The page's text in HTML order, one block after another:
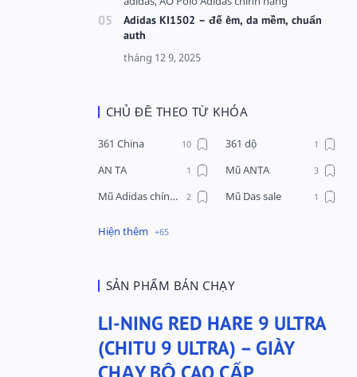
Adidas KI1502 – đế êm, da mềm, chuẩn
auth
CHỦ ĐỀ THEO TỪ KHÓA
361 China
361 dộ
AN TA
Mũ ANTA
Mũ Adidas chính hãng
Mũ Das sale
Phụ kiện Acer
Quần nỉ nam Lining
Quần short nam Lining
Remax
Sale giày Anta nữ
SẢN PHẨM BÁN CHẠY
LI-NING RED HARE 9 ULTRA
(CHITU 9 ULTRA) – GIÀY